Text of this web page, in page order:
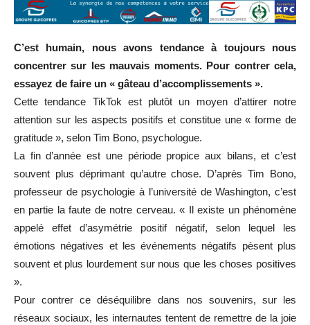
C’est humain, nous avons tendance à toujours nous
concentrer sur les mauvais moments. Pour contrer cela,
essayez de faire un « gâteau d’accomplissements ».
Cette tendance TikTok est plutôt un moyen d’attirer notre
attention sur les aspects positifs et constitue une « forme de
gratitude », selon Tim Bono, psychologue.
La fin d’année est une période propice aux bilans, et c’est
souvent plus déprimant qu’autre chose. D’après Tim Bono,
professeur de psychologie à l’université de Washington, c’est
en partie la faute de notre cerveau. « Il existe un phénomène
appelé effet d’asymétrie positif négatif, selon lequel les
émotions négatives et les événements négatifs pèsent plus
souvent et plus lourdement sur nous que les choses positives
».
Pour contrer ce déséquilibre dans nos souvenirs, sur les
réseaux sociaux, les internautes tentent de remettre de la joie